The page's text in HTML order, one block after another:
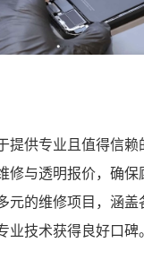
提供专业且值得信赖
修与透明报价，确
元的维修项目，涵盖
技术获得良好口碑。